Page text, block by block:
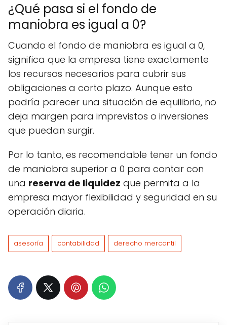
¿Qué pasa si el fondo de
maniobra es igual a 0?
Cuando el fondo de maniobra es igual a 0,
significa que la empresa tiene exactamente
los recursos necesarios para cubrir sus
obligaciones a corto plazo. Aunque esto
podría parecer una situación de equilibrio, no
deja margen para imprevistos o inversiones
que puedan surgir.
Por lo tanto, es recomendable tener un fondo
de maniobra superior a 0 para contar con
una reserva de liquidez que permita a la
empresa mayor flexibilidad y seguridad en su
operación diaria.
asesoría contabilidad derecho mercantil